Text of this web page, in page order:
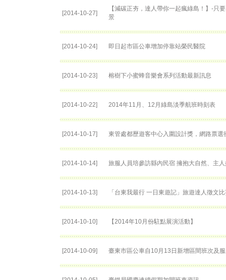
[2014-10-27]
【減碳正夯，達人帶你一起瘋綠島！】-只
景
[2014-10-24] 即日起市區公車增加停靠站榮民醫院
[2014-10-23] 榕樹下小蜜蜂音樂會系列活動最新訊息
[2014-10-22] 2014年11月、12月綠島淡季航班時刻表
[2014-10-17] 東管處都歷遊客中心入圍設計獎，網路票選
[2014-10-14] 旅服人員培參訪縣內民宿 擁抱大自然、主
[2014-10-13] 「台東我最行 一日東遊記」旅遊達人徵文
[2014-10-10] 【2014年10月份駐點展演活動】
[2014-10-09] 臺東市區公車自10月13日新增區間班次及